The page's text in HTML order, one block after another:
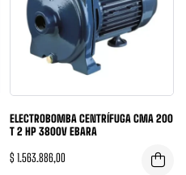
ELECTROBOMBA CENTRÍFUGA CMA 200
T 2 HP 3800V EBARA
$ 1.563.886,00